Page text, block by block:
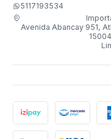
5117193534
Avenida Abancay 951,